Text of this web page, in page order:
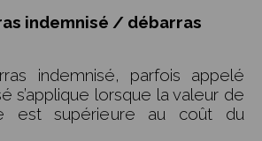
indemnisé / débarras
indemnisé, parfois appelé
s’applique lorsque la valeur de
est supérieure au coût du